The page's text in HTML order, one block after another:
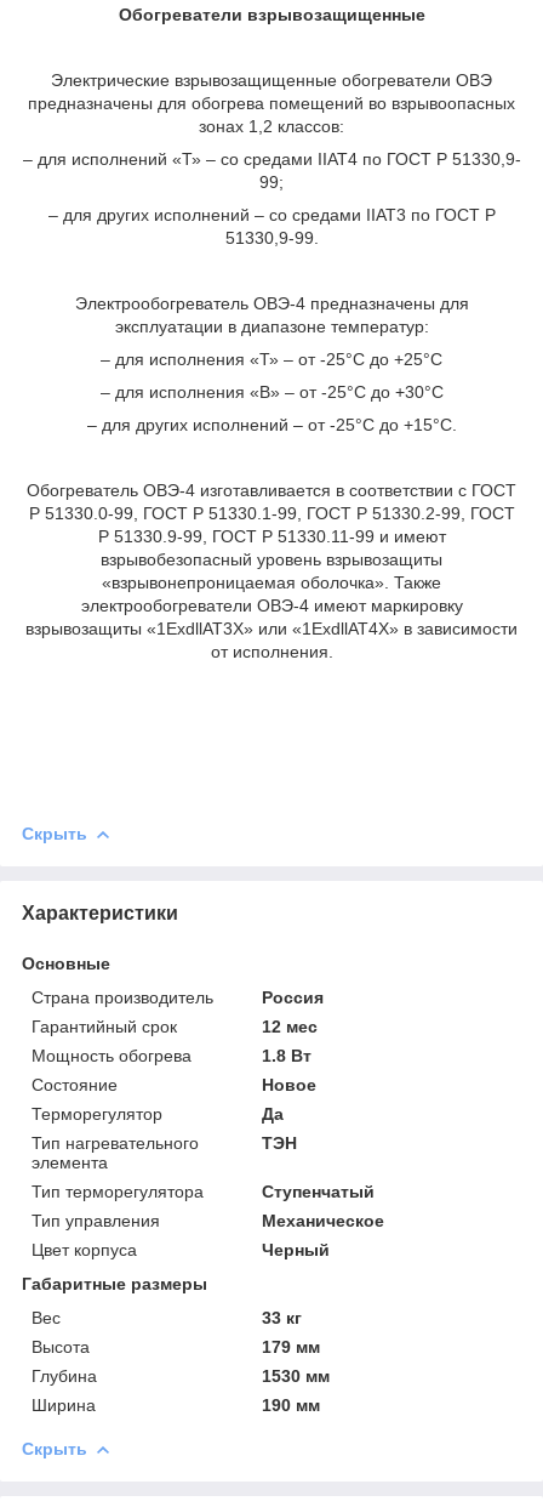
Обогреватели взрывозащищенные
Электрические взрывозащищенные обогреватели ОВЭ
предназначены для обогрева помещений во взрывоопасных
зонах 1,2 классов:
– для исполнений «Т» – со средами IIAT4 по ГОСТ Р 51330,9-
99;
– для других исполнений – со средами IIAT3 по ГОСТ Р
51330,9-99.
Электрообогреватель ОВЭ-4 предназначены для
эксплуатации в диапазоне температур:
– для исполнения «Т» – от -25°С до +25°С
– для исполнения «В» – от -25°С до +30°С
– для других исполнений – от -25°С до +15°С.
Обогреватель ОВЭ-4 изготавливается в соответствии с ГОСТ
Р 51330.0-99, ГОСТ Р 51330.1-99, ГОСТ Р 51330.2-99, ГОСТ
Р 51330.9-99, ГОСТ Р 51330.11-99 и имеют
взрывобезопасный уровень взрывозащиты
«взрывонепроницаемая оболочка». Также
электрообогреватели ОВЭ-4 имеют маркировку
взрывозащиты «1ExdllAT3X» или «1ExdllAT4X» в зависимости
от исполнения.
Скрыть
Характеристики
Основные
Страна производитель
Россия
Гарантийный срок
12 мес
Мощность обогрева
1.8 Вт
Состояние
Новое
Терморегулятор
Да
Тип нагревательного
элемента
ТЭН
Тип терморегулятора
Ступенчатый
Тип управления
Механическое
Цвет корпуса
Черный
Габаритные размеры
Вес
33 кг
Высота
179 мм
Глубина
1530 мм
Ширина
190 мм
Скрыть